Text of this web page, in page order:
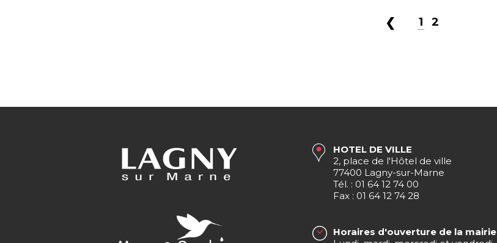
← 1 2
HOTEL DE VILLE
2, place de l'Hôtel de ville
77400 Lagny-sur-Marne
Tél. : 01 64 12 74 00
Fax : 01 64 12 74 28
Horaires d'ouverture de la mairie